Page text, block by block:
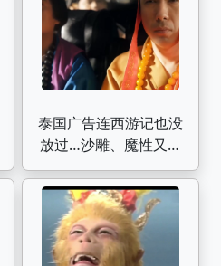
泰国广告连西游记也没
放过…沙雕、魔性又洗
脑哈哈哈哈